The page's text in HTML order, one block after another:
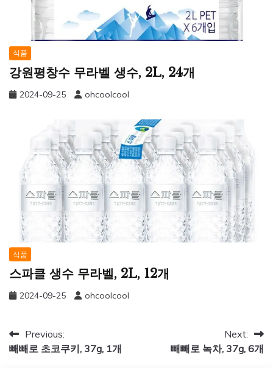
식품
강원평창수 무라벨 생수, 2L, 24개
2024-09-25 ohcoolcool
식품
스파클 생수 무라벨, 2L, 12개
2024-09-25 ohcoolcool
글
탐
Previous:
빼빼로 초코쿠키, 37g, 1개
Next:
빼빼로 녹차, 37g, 6개